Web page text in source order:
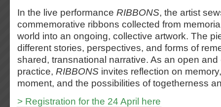
In the live performance RIBBONS, the artist
commemorative ribbons collected from
world into an ongoing, collective artwork. The
different stories, perspectives, and forms of
shared, transnational narrative. As an open and
practice, RIBBONS invites reflection on
moment, and the possibilities of togetherness
> Registration for the 24 April here